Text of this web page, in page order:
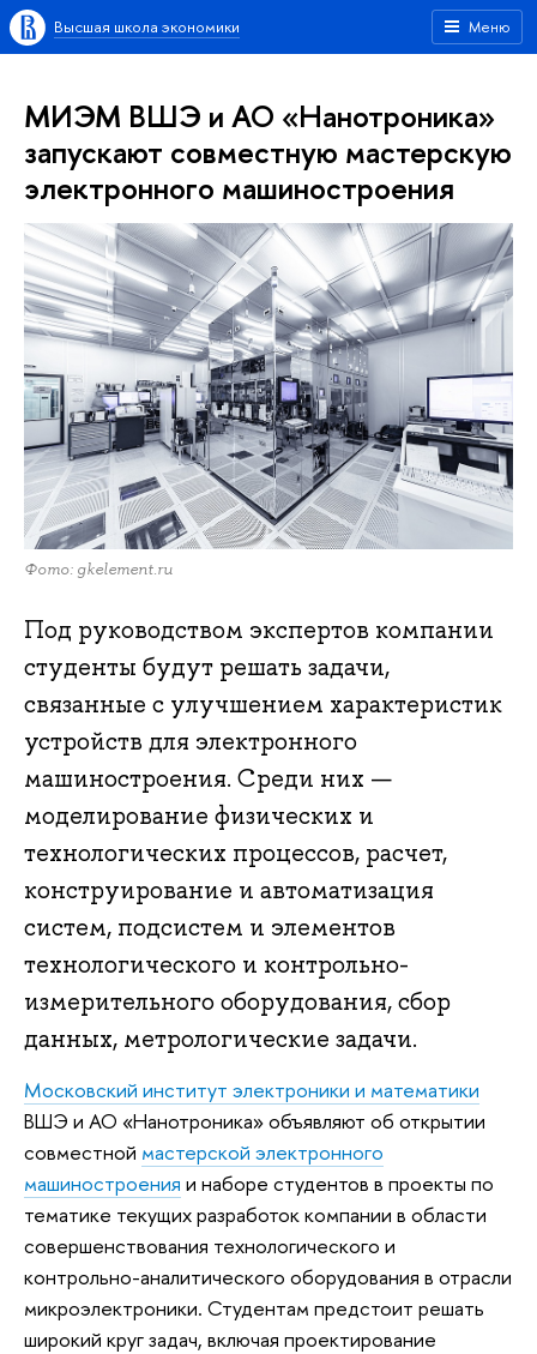
Меню
Высшая школа экономики
МИЭМ ВШЭ и АО «Нанотроника»
запускают совместную мастерскую
электронного машиностроения
Фото: gkelement.ru
Под руководством экспертов компании
студенты будут решать задачи,
связанные с улучшением характеристик
устройств для электронного
машиностроения. Среди них —
моделирование физических и
технологических процессов, расчет,
конструирование и автоматизация
систем, подсистем и элементов
технологического и контрольно-
измерительного оборудования, сбор
данных, метрологические задачи.
Московский институт электроники и математики
ВШЭ и АО «Нанотроника» объявляют об открытии
совместной мастерской электронного
машиностроения и наборе студентов в проекты по
тематике текущих разработок компании в области
совершенствования технологического и
контрольно-аналитического оборудования в отрасли
микроэлектроники. Студентам предстоит решать
широкий круг задач, включая проектирование